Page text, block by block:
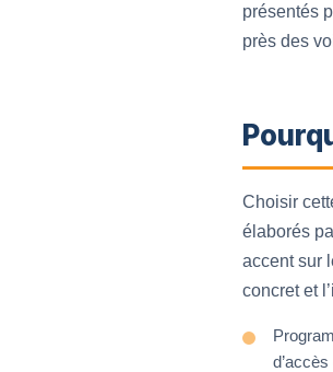
présentés
près des
Choisir
élaborés
accent sur
concret et